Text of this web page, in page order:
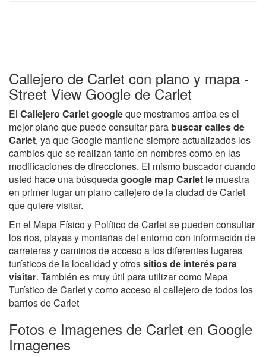
Callejero de Carlet con plano y mapa -
Street View Google de Carlet
El Callejero Carlet googleque mostramos arriba es el
mejor plano que puede consultar para buscar calles de
Carlet, ya que Google mantiene siempre actualizados los
cambios que se realizan tanto en nombres como en las
modificaciones de direcciones. El mismo buscador cuando
usted hace una búsquedagoogle map Carlet le muestra
en primer lugar un plano callejero de la ciudad de Carlet
que quiere visitar.
En el Mapa Físico y Político de Carlet se pueden consultar
los rios, playas y montañas del entorno con información de
carreteras y caminos de acceso a los diferentes lugares
turísticos de la localidad y otrossitios de interés para
visitar. También es muy útil para utilizar como Mapa
Turístico de Carlet y como acceso al callejero de todos los
barrios de Carlet
Fotos e Imagenes de Carlet en Google
Imagenes